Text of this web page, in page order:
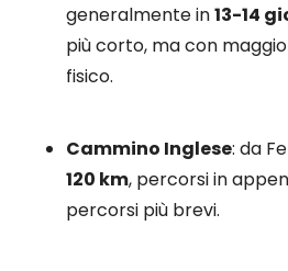
generalmente in13-14
più corto, ma con
fisico.
Cammino Inglese: da
120 km, percorsi in
percorsi più brevi.